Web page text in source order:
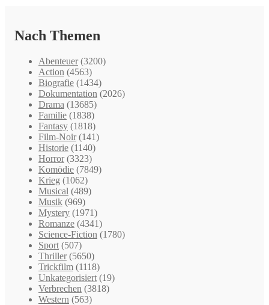
Nach Themen
Abenteuer (3200)
Action (4563)
Biografie (1434)
Dokumentation (2026)
Drama (13685)
Familie (1838)
Fantasy (1818)
Film-Noir (141)
Historie (1140)
Horror (3323)
Komödie (7849)
Krieg (1062)
Musical (489)
Musik (969)
Mystery (1971)
Romanze (4341)
Science-Fiction (1780)
Sport (507)
Thriller (5650)
Trickfilm (1118)
Unkategorisiert (19)
Verbrechen (3818)
Western (563)